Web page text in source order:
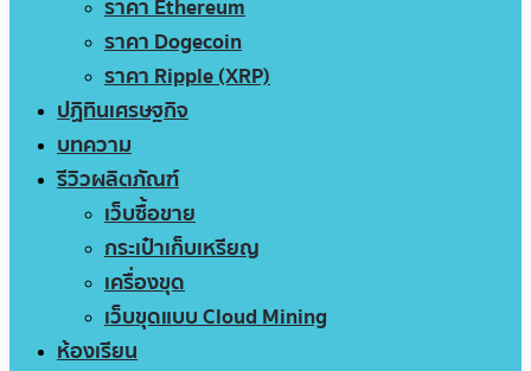
ราคา Ethereum
ราคา Dogecoin
ราคา Ripple (XRP)
ปฏิทินเศรษฐกิจ
บทความ
รีวิวผลิตภัณฑ์
เว็บซื้อขาย
กระเป๋าเก็บเหรียญ
เครื่องขุด
เว็บขุดแบบ Cloud Mining
ห้องเรียน